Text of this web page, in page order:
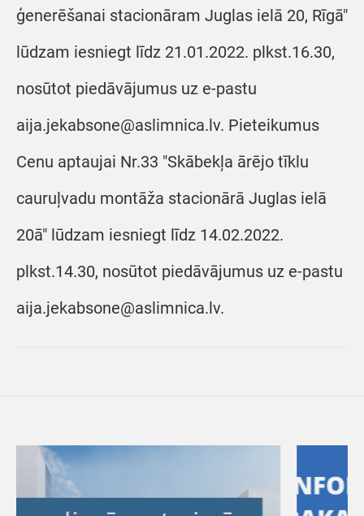
ģenerēšanai stacionāram Juglas ielā 20, Rīgā"
lūdzam iesniegt līdz 21.01.2022. plkst.16.30,
nosūtot piedāvājumus uz e-pastu
aija.jekabsone@aslimnica.lv. Pieteikumus
Cenu aptaujai Nr.33 "Skābekļa ārējo tīklu
cauruļvadu montāža stacionārā Juglas ielā
20ā" lūdzam iesniegt līdz 14.02.2022.
plkst.14.30, nosūtot piedāvājumus uz e-pastu
aija.jekabsone@aslimnica.lv.